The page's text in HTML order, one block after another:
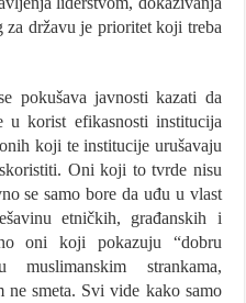
državu je prioritet koji treba
pokušava javnosti kazati da
u korist efikasnosti institucija
koji te institucije urušavaju
Oni koji to tvrde nisu
se samo bore da uđu u vlast
etničkih, građanskih i
oni koji pokazuju “dobru
strankama,
ne smeta. Svi vide kako samo